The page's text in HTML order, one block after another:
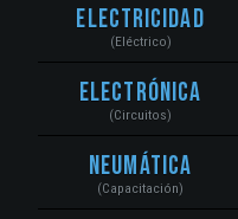
Electricidad
(Eléctrico)
Electrónica
(Circuitos)
Neumática
(Capacitación)